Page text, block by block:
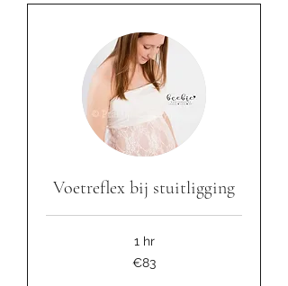
Voetreflex bij stuitligging
1 hr
€83